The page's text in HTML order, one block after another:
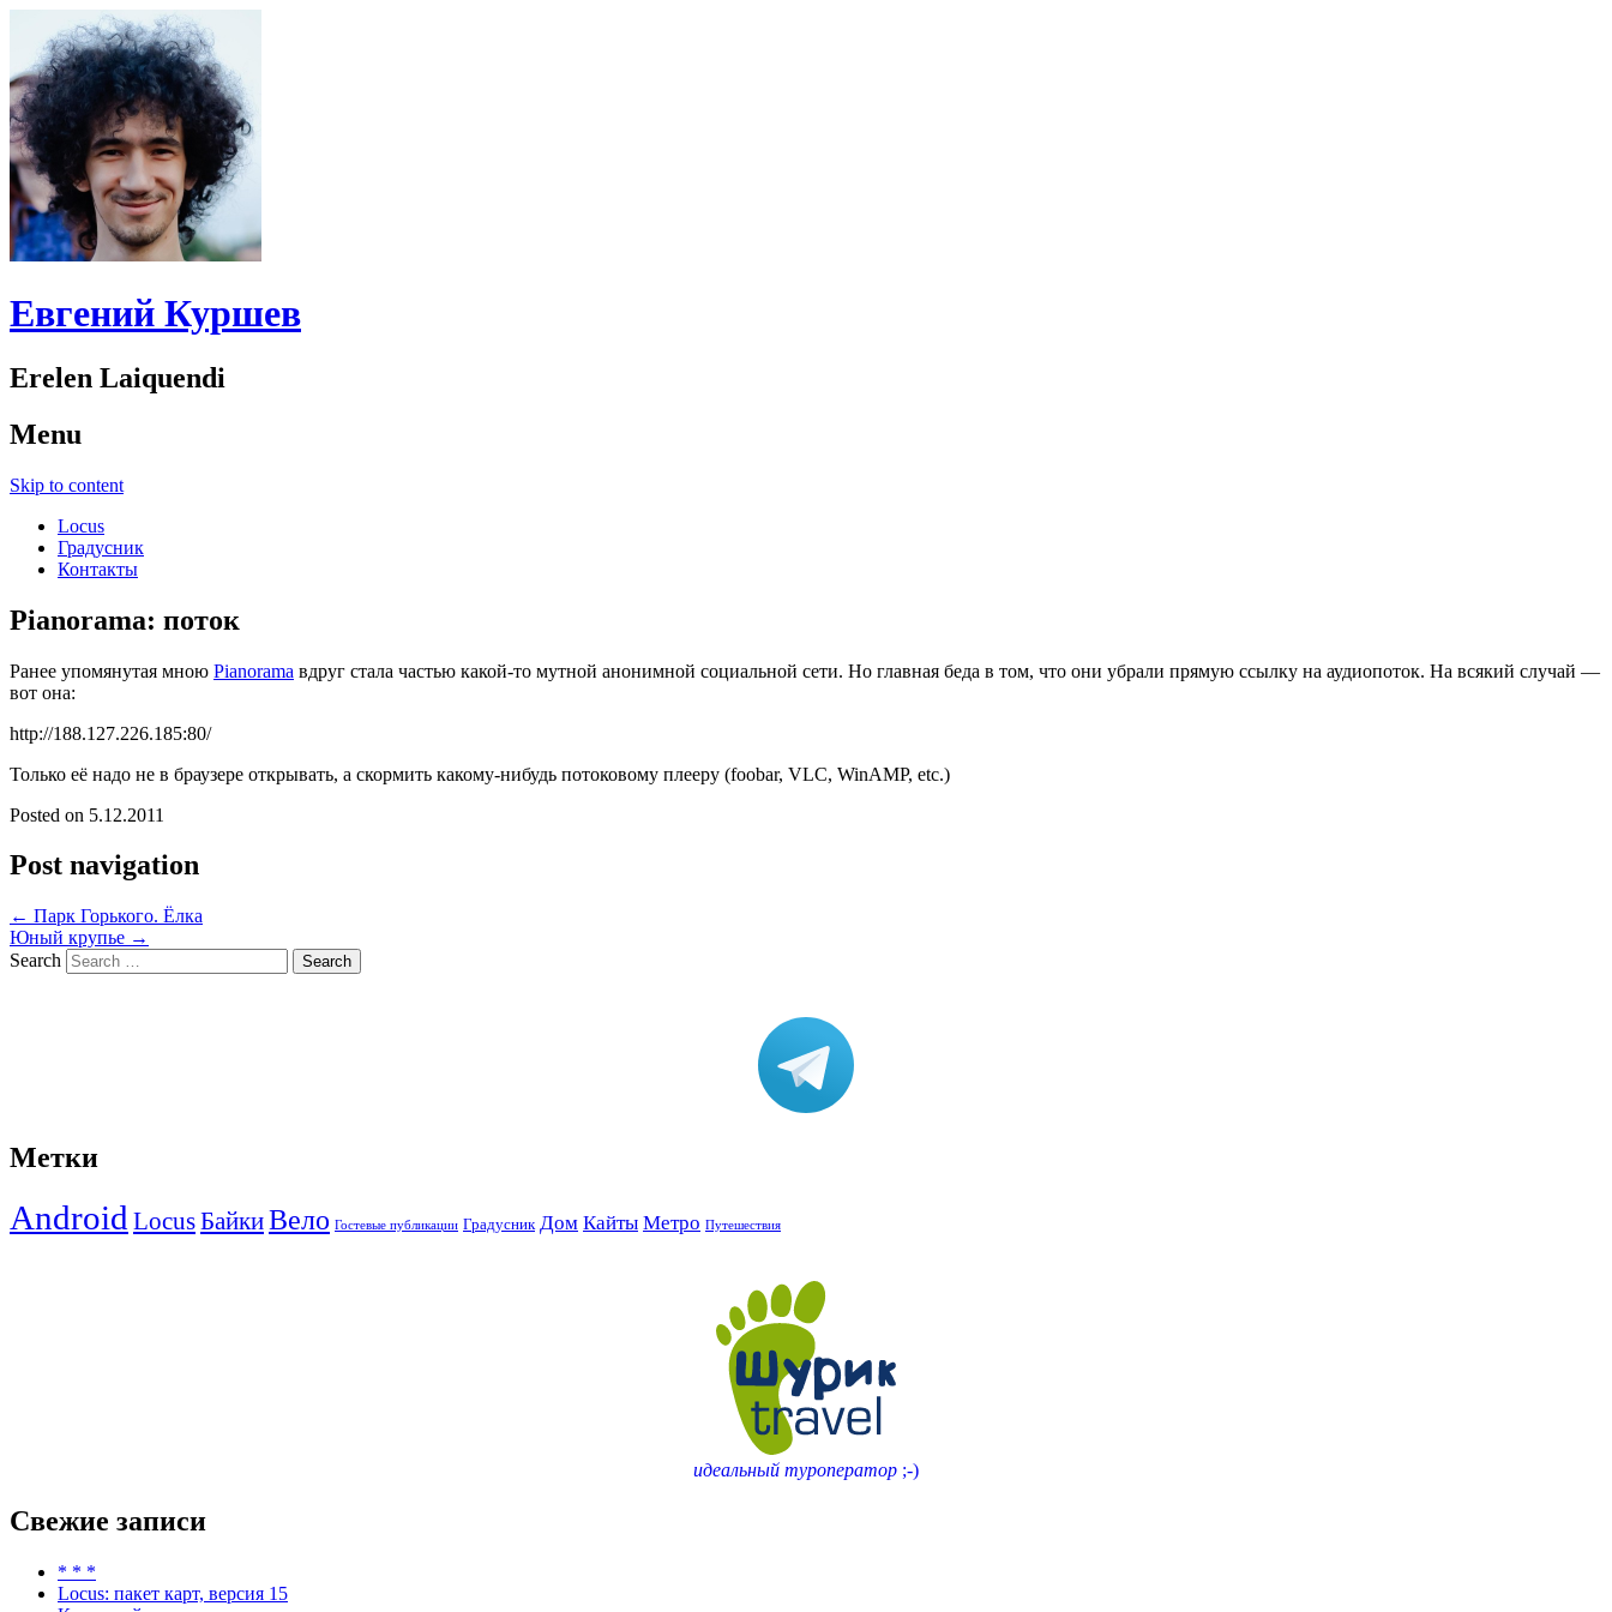
Евгений Куршев
Erelen Laiquendi
Menu
Skip to content
Locus
Градусник
Контакты
Pianorama: поток
Ранее упомянутая мною Pianorama вдруг стала частью какой-то мутной анонимной социальной сети. Но главная беда в том, что они убрали прямую ссылку на аудиопоток. На всякий случай —
вот она:
http://188.127.226.185:80/
Только её надо не в браузере открывать, а скормить какому-нибудь потоковому плееру (foobar, VLC, WinAMP, etc.)
Posted on 5.12.2011
Post navigation
← Парк Горького. Ёлка
Юный крупье →
Search
Метки
Android LocusБайкиВело Гостевые публикации Градусник Дом Кайты Метро Путешествия
идеальный туроператор ;-)
Свежие записи
* * *
Locus: пакет карт, версия 15